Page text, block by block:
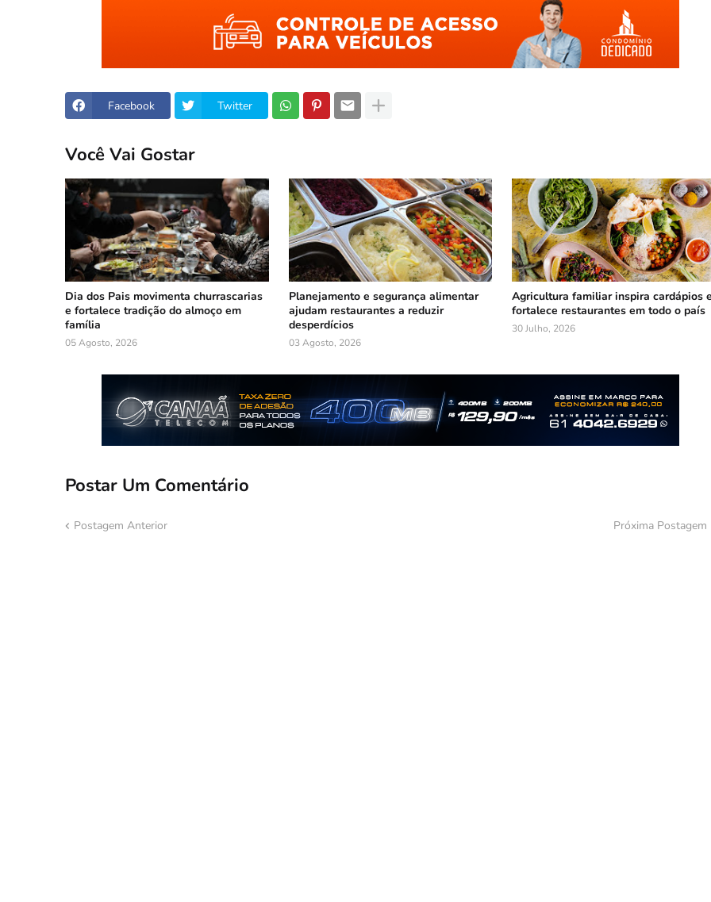
Facebook Twitter
Você Vai Gostar
Dia dos Pais movimenta churrascarias
e fortalece tradição do almoço em
família
05 Agosto, 2026
Planejamento e segurança alimentar
ajudam restaurantes a reduzir
desperdícios
03 Agosto, 2026
Agricultura familiar inspira cardápios
fortalece restaurantes em todo o país
30 Julho, 2026
Postar Um Comentário
Postagem Anterior Próxima Postagem